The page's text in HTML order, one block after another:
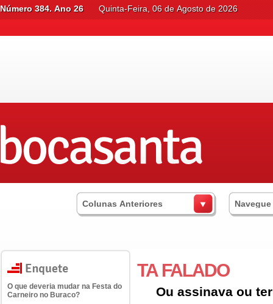
Número 384. Ano 26 Quinta-Feira, 06 de Agosto de 2026
Colunas Anteriores
O que deveria mudar na Festa do
Carneiro no Buraco?
TA FALADO
Ou assinava ou